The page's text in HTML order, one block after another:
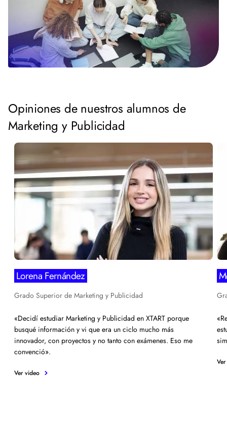
Opiniones de nuestros alumnos de
Marketing y Publicidad
Lorena Fernández
Grado Superior de Marketing y Publicidad
«Decidí estudiar Marketing y Publicidad en XTART porque
busqué información y vi que era un ciclo mucho más
innovador, con proyectos y no tanto con exámenes. Eso me
convenció».
Ver video